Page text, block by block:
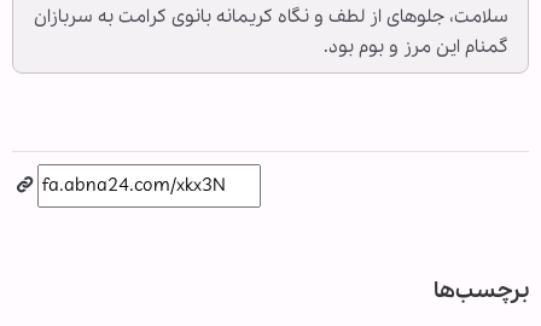
سلامت، جلوهای از لطف و نگاه کریمانه بانوی کرامت به سربازان
گمنام این مرز و بوم بود.
برچسب‌ها